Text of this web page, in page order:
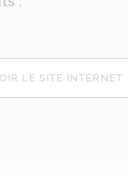
LE SITE INTERNET